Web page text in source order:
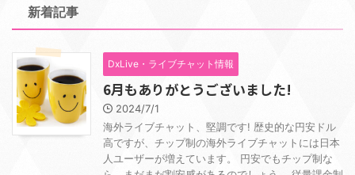
新着記事
DxLive・ライブチャット情報
6月もありがとうございました!
2024/7/1
海外ライブチャット、堅調です! 歴史的な円安ドル
高ですが、チップ制の海外ライブチャットには日本
人ユーザーが増えています。 円安でもチップ制な